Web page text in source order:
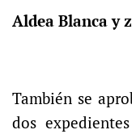
Aldea Blanca y
También se
dos